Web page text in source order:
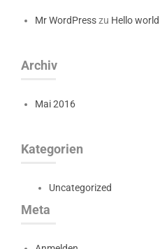
Mr WordPresszu Hello
Archiv
Mai 2016
Kategorien
Uncategorized
Meta